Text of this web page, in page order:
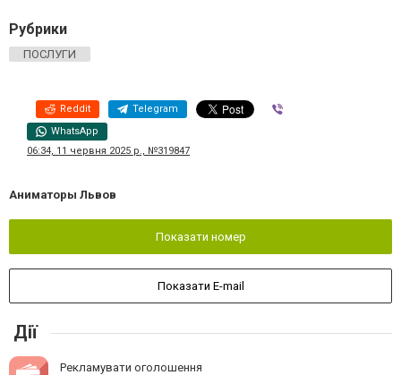
Рубрики
ПОСЛУГИ
Reddit Telegram
WhatsApp
06:34, 11 червня 2025 р., №319847
Аниматоры Львов
Показати номер
Показати E-mail
Дії
Рекламувати оголошення